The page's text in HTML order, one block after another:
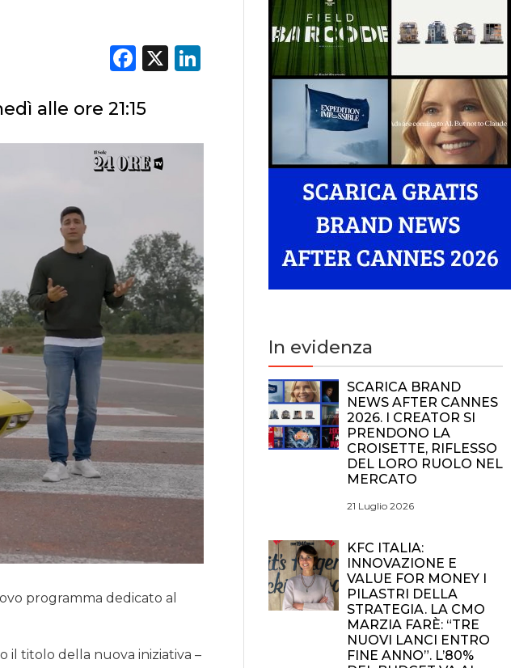
Facebook
X LinkedIn
alle ore 21:15
programma dedicato al
il titolo della nuova iniziativa –
In evidenza
SCARICA BRAND
NEWS AFTER CANNES
2026. I CREATOR SI
PRENDONO LA
CROISETTE, RIFLESSO
DEL LORO RUOLO NEL
MERCATO
21 Luglio 2026
KFC ITALIA:
INNOVAZIONE E
VALUE FOR MONEY I
PILASTRI DELLA
STRATEGIA. LA CMO
MARZIA FARÈ: “TRE
NUOVI LANCI ENTRO
FINE ANNO”. L’80%